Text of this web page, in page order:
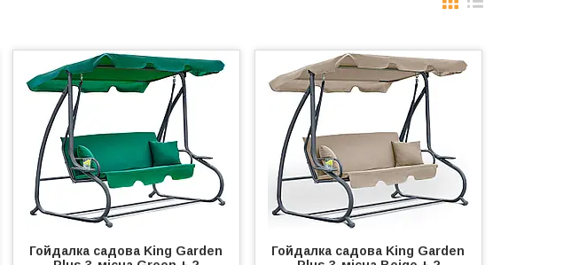
Гойдалка садова King Garden
Гойдалка садова King Garden